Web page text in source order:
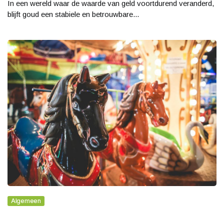
In een wereld waar de waarde van geld voortdurend veranderd,
blijft goud een stabiele en betrouwbare...
Algemeen